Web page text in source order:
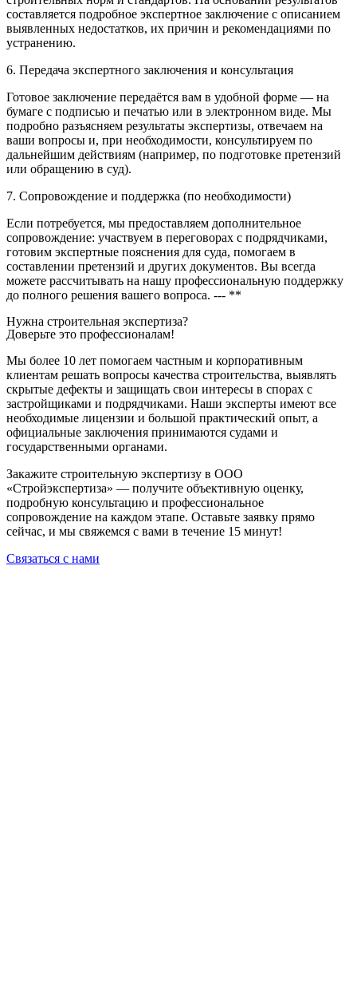
составляется подробное экспертное заключение с описанием
выявленных недостатков, их причин и рекомендациями по
устранению.
6. Передача экспертного заключения и консультация
Готовое заключение передаётся вам в удобной форме — на
бумаге с подписью и печатью или в электронном виде. Мы
подробно разъясняем результаты экспертизы, отвечаем на
ваши вопросы и, при необходимости, консультируем по
дальнейшим действиям (например, по подготовке претензий
или обращению в суд).
7. Сопровождение и поддержка (по необходимости)
Если потребуется, мы предоставляем дополнительное
сопровождение: участвуем в переговорах с подрядчиками,
готовим экспертные пояснения для суда, помогаем в
составлении претензий и других документов. Вы всегда
можете рассчитывать на нашу профессиональную поддержку
до полного решения вашего вопроса. --- **
Нужна строительная экспертиза?
Доверьте это профессионалам!
Мы более 10 лет помогаем частным и корпоративным
клиентам решать вопросы качества строительства, выявлять
скрытые дефекты и защищать свои интересы в спорах с
застройщиками и подрядчиками. Наши эксперты имеют все
необходимые лицензии и большой практический опыт, а
официальные заключения принимаются судами и
государственными органами.
Закажите строительную экспертизу в ООО
«Стройэкспертиза» — получите объективную оценку,
подробную консультацию и профессиональное
сопровождение на каждом этапе. Оставьте заявку прямо
сейчас, и мы свяжемся с вами в течение 15 минут!
Связаться с нами